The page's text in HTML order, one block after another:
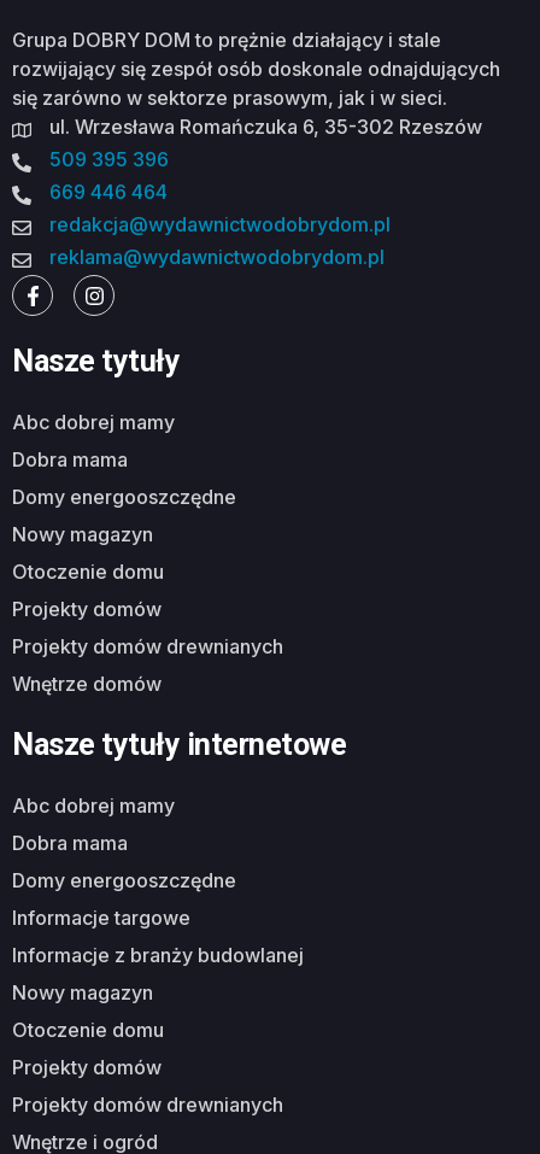
Grupa DOBRY DOM to prężnie działający i stale
rozwijający się zespół osób doskonale odnajdujących
się zarówno w sektorze prasowym, jak i w sieci.
ul. Wrzesława Romańczuka 6, 35-302 Rzeszów
509 395 396
669 446 464
redakcja@wydawnictwodobrydom.pl
reklama@wydawnictwodobrydom.pl
Nasze tytuły
abc dobrej mamy
dobra mama
domy energooszczędne
nowy magazyn
otoczenie domu
projekty domów
projekty domów drewnianych
wnętrze domów
Nasze tytuły internetowe
abc dobrej mamy
dobra mama
domy energooszczędne
informacje targowe
informacje z branży budowlanej
nowy magazyn
otoczenie domu
projekty domów
projekty domów drewnianych
wnętrze i ogród